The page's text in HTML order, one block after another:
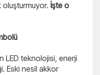
İşte o
LED teknolojisi, enerji
Eski nesil akkor